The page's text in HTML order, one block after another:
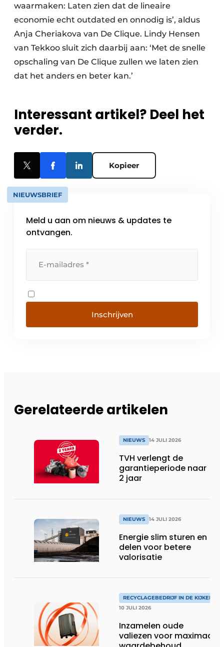
waarmaken: Laten zien dat de lineaire
economie echt outdated en onnodig is’, aldus
Anja Cheriakova van De Clique. Lindy Hensen
van Tekkoo sluit zich daarbij aan: ‘Met de snelle
opschaling van De Clique zullen we laten zien
dat het anders en beter kan.’
Interessant artikel? Deel het
verder.
Kopieer
NIEUWSBRIEF
Meld u aan om nieuws & updates te
ontvangen.
Inschrijven
Gerelateerde artikelen
NIEUWS 14 JULI 2026
TVH verlengt de
garantieperiode naar
2 jaar
NIEUWS 14 JULI 2026
Energie slim sturen en
delen voor betere
valorisatie
RECYCLAGEBEDRIJF IN DE KIJKER
10 JULI 2026
Inzamelen oude
valiezen voor maximaal